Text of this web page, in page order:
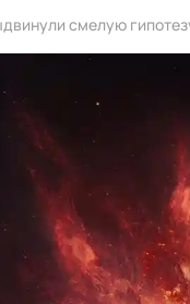
смелую